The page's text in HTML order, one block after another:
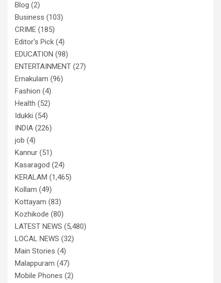
Blog (2)
Business (103)
CRIME (185)
Editor's Pick (4)
EDUCATION (98)
ENTERTAINMENT (27)
Ernakulam (96)
Fashion (4)
Health (52)
Idukki (54)
INDIA (226)
job (4)
Kannur (51)
Kasaragod (24)
KERALAM (1,465)
Kollam (49)
Kottayam (83)
Kozhikode (80)
LATEST NEWS (5,480)
LOCAL NEWS (32)
Main Stories (4)
Malappuram (47)
Mobile Phones (2)